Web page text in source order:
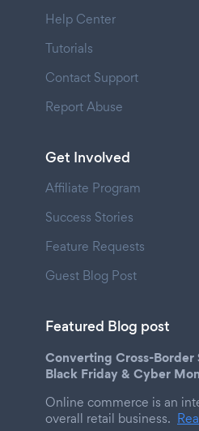
Help Center
Tutorials
Contact Support
Report Abuse
Get Involved
Affiliate Program
Success Stories
Feature Requests
Guest Blog Post
Featured Blog post
Converting Cross-Border
Black Friday & Cyber
Online commerce is an
overall retail business.